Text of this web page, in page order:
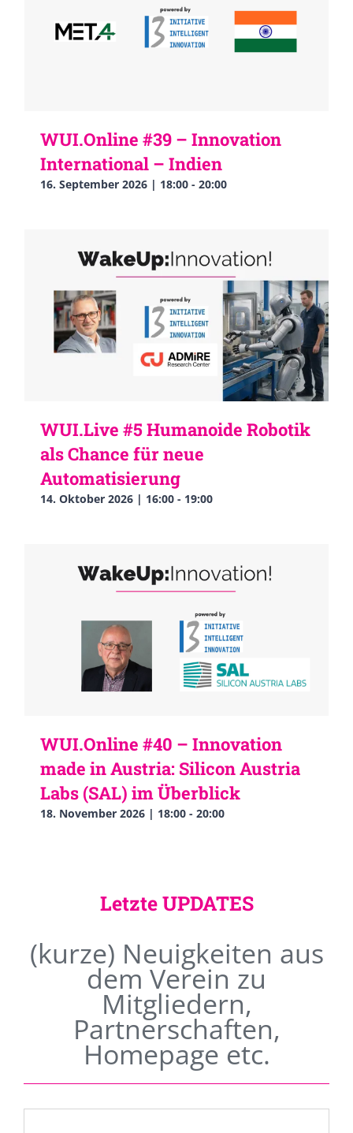
WUI.Online #39 – Innovation
International – Indien
16. September 2026 | 18:00 - 20:00
WUI.Live #5 Humanoide Robotik
als Chance für neue
Automatisierung
14. Oktober 2026 | 16:00 - 19:00
WUI.Online #40 – Innovation
made in Austria: Silicon Austria
Labs (SAL) im Überblick
18. November 2026 | 18:00 - 20:00
Letzte UPDATES
(kurze) Neuigkeiten aus
dem Verein zu
Mitgliedern,
Partnerschaften,
Homepage etc.